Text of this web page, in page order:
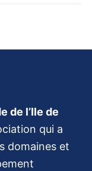
de l’Ile de
qui a
domaines et